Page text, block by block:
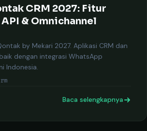
CRM 2027: Fitur
& Omnichannel
by Mekari 2027. Aplikasi CRM dan
dengan integrasi WhatsApp
Indonesia.
Baca selengkapnya